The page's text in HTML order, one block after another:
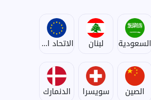
السعودية لبنان الاتحاد الأوروبي
الصين سويسرا الدنمارك